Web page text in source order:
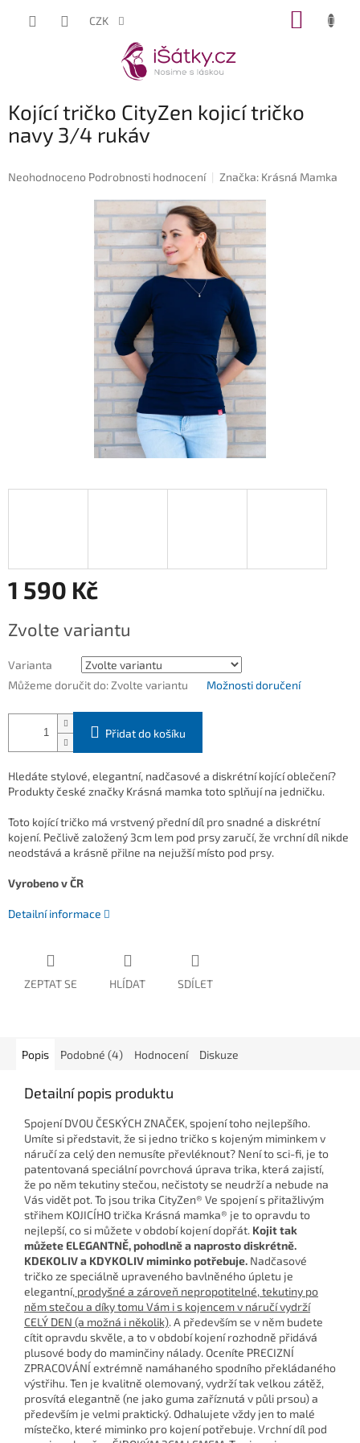
CZK
Kojící tričko CityZen kojicí tričko
navy 3/4 rukáv
Průměrné
Neohodnoceno Podrobnosti hodnocení Značka: Krásná Mamka
1 590 Kč
cena:
Zvolte variantu
Varianta
Můžeme doručit do: Zvolte variantu Možnosti doručení
Přidat do košíku
Hledáte stylové, elegantní, nadčasové a diskrétní kojící oblečení?
Produkty české značky Krásná mamka toto splňují na jedničku.
Toto kojící tričko má vrstvený přední díl pro snadné a diskrétní
kojení. Pečlivě založený 3cm lem pod prsy zaručí, že vrchní díl nikde
neodstává a krásně přilne na nejužší místo pod prsy.
Vyrobeno v ČR
Detailní informace
ZEPTAT SE HLÍDAT SDÍLET
Popis Podobné (4) Hodnocení Diskuze
Detailní popis produktu
Spojení DVOU ČESKÝCH ZNAČEK, spojení toho nejlepšího.
Umíte si představit, že si jedno tričko s kojeným miminkem v
náručí za celý den nemusíte převléknout? Není to sci-fi, je to
patentovaná speciální povrchová úprava trika, která zajistí,
že po něm tekutiny stečou, nečistoty se neudrží a nebude na
Vás vidět pot. To jsou trika CityZen® Ve spojení s přitažlivým
střihem KOJICÍHO trička Krásná mamka® je to opravdu to
nejlepší, co si můžete v období kojení dopřát. Kojit tak
můžete ELEGANTNĚ, pohodlně a naprosto diskrétně.
KDEKOLIV a KDYKOLIV miminko potřebuje. Nadčasové
tričko ze speciálně upraveného bavlněného úpletu je
elegantní, prodyšné a zároveň nepropotitelné, tekutiny po
něm stečou a díky tomu Vám i s kojencem v náručí vydrží
CELÝ DEN (a možná i několik). A především se v něm budete
cítit opravdu skvěle, a to v období kojení rozhodně přidává
plusové body do maminčiny nálady. Oceníte PRECIZNÍ
ZPRACOVÁNÍ extrémně namáhaného spodního překládaného
výstřihu. Ten je kvalitně olemovaný, vydrží tak velkou zátěž,
prosvítá elegantně (ne jako guma zaříznutá v půli prsou) a
především je velmi praktický. Odhalujete vždy jen to malé
místečko, které miminko pro kojení potřebuje. Vrchní díl pod